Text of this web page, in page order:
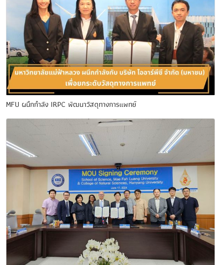
MFU ผนึกกำลัง IRPC พัฒนาวัสดุทางการแพทย์